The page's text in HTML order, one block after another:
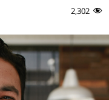
2,302